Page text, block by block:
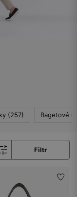
(257) Bagetové
Filtr